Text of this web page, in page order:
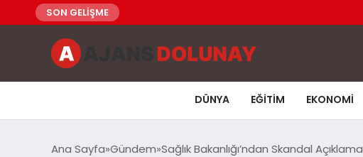
SON GELİŞME
DÜNYA EĞITIM EKONOMI
Ana Sayfa Gündem Sağlık Bakanlığı’ndan Skandal Açıklama